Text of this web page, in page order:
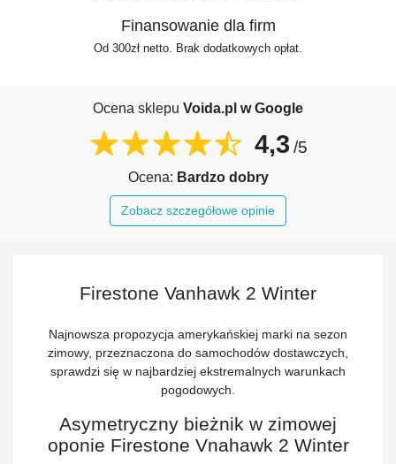
Finansowanie dla firm
Od 300zł netto. Brak dodatkowych opłat.
Ocena sklepu Voida.pl w Google
4,3 /5
Ocena: Bardzo dobry
Zobacz szczegółowe opinie
Firestone Vanhawk 2 Winter
Najnowsza propozycja amerykańskiej marki na sezon
zimowy, przeznaczona do samochodów dostawczych,
sprawdzi się w najbardziej ekstremalnych warunkach
pogodowych.
Asymetryczny bieżnik w zimowej
oponie Firestone Vnahawk 2 Winter